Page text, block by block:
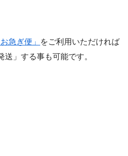
お急ぎ便」
をご利用いただければ
」する事も可能です。